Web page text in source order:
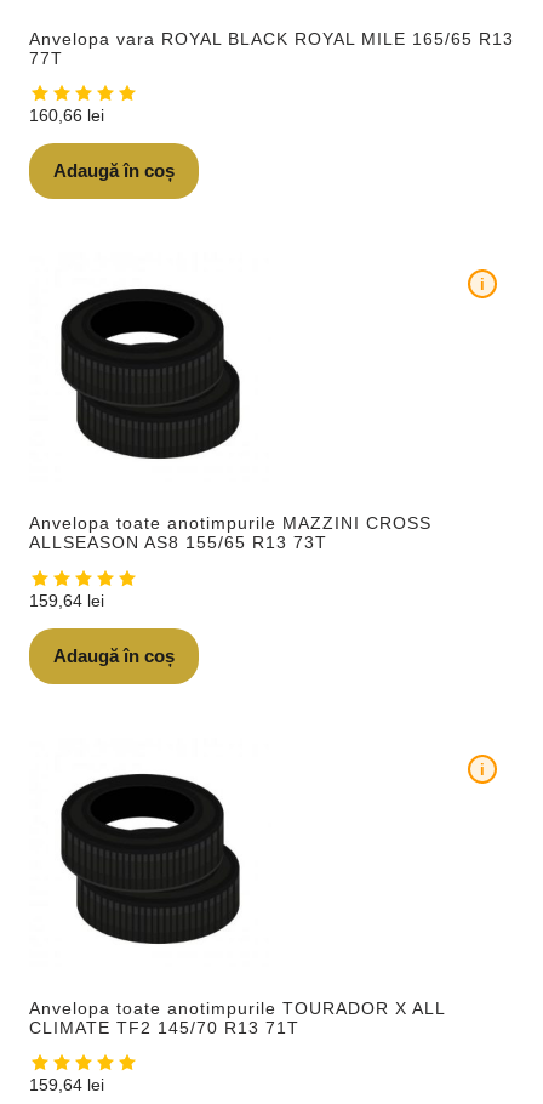
Anvelopa vara ROYAL BLACK ROYAL MILE 165/65 R13
77T
160,66 lei
Adaugă în coș
Anvelopa toate anotimpurile MAZZINI CROSS
ALLSEASON AS8 155/65 R13 73T
i
159,64 lei
Adaugă în coș
Anvelopa toate anotimpurile TOURADOR X ALL
CLIMATE TF2 145/70 R13 71T
i
159,64 lei